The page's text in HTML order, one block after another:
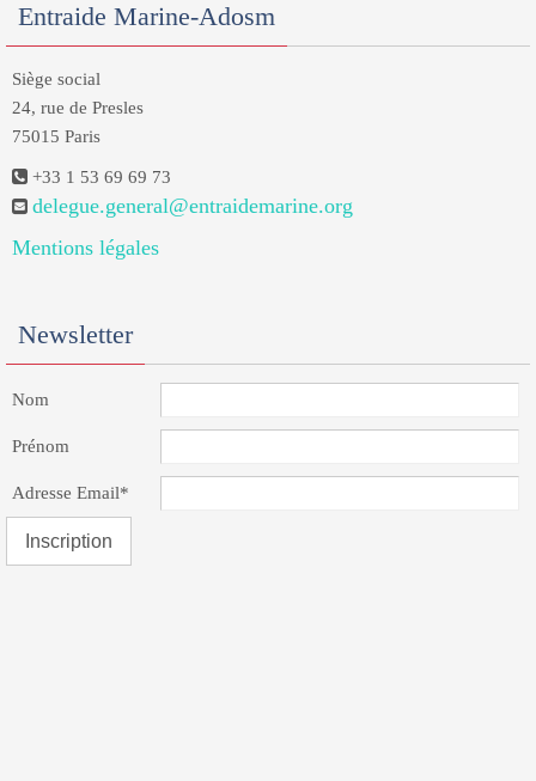
Entraide Marine-Adosm
Siège social
24, rue de Presles
75015 Paris
+33 1 53 69 69 73
delegue.general@entraidemarine.org
Mentions légales
Newsletter
Nom
Prénom
Adresse Email*